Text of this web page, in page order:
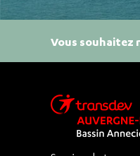
Vous souhaitez